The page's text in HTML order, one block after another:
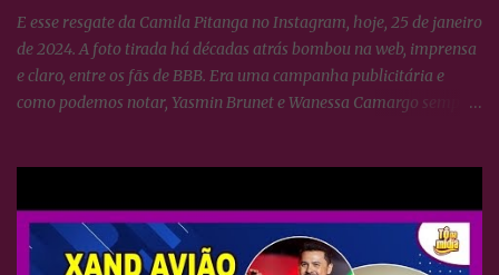
E esse resgate da Camila Pitanga no Instagram, hoje, 25 de janeiro
de 2024. A foto tirada há décadas atrás bombou na web, imprensa
e claro, entre os fãs de BBB. Era uma campanha publicitária e
como podemos notar, Yasmin Brunet e Wanessa Camargo sempre